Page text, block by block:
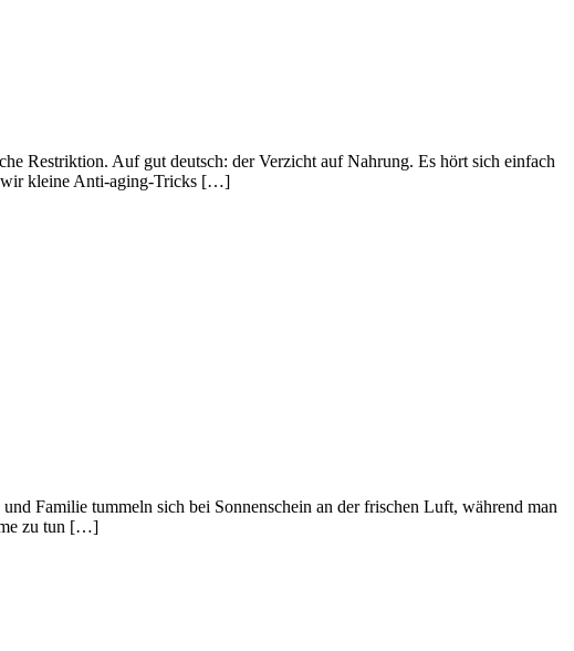
Restriktion. Auf gut deutsch: der Verzicht auf Nahrung. Es hört sich einfach
wir kleine Anti-aging-Tricks […]
Familie tummeln sich bei Sonnenschein an der frischen Luft, während man
zu tun […]